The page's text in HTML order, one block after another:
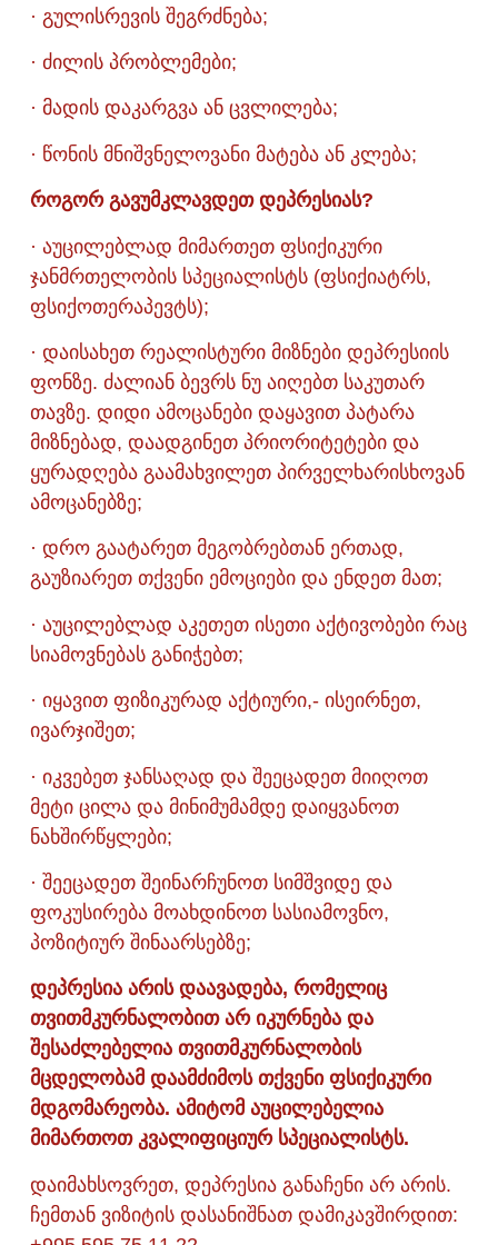
· გულისრევის შეგრძნება;
· ძილის პრობლემები;
· მადის დაკარგვა ან ცვლილება;
· წონის მნიშვნელოვანი მატება ან კლება;
როგორ გავუმკლავდეთ დეპრესიას?
· აუცილებლად მიმართეთ ფსიქიკური
ჯანმრთელობის სპეციალისტს (ფსიქიატრს,
ფსიქოთერაპევტს);
· დაისახეთ რეალისტური მიზნები დეპრესიის
ფონზე. ძალიან ბევრს ნუ აიღებთ საკუთარ
თავზე. დიდი ამოცანები დაყავით პატარა
მიზნებად, დაადგინეთ პრიორიტეტები და
ყურადღება გაამახვილეთ პირველხარისხოვან
ამოცანებზე;
· დრო გაატარეთ მეგობრებთან ერთად,
გაუზიარეთ თქვენი ემოციები და ენდეთ მათ;
· აუცილებლად აკეთეთ ისეთი აქტივობები რაც
სიამოვნებას განიჭებთ;
· იყავით ფიზიკურად აქტიური,- ისეირნეთ,
ივარჯიშეთ;
· იკვებეთ ჯანსაღად და შეეცადეთ მიიღოთ
მეტი ცილა და მინიმუმამდე დაიყვანოთ
ნახშირწყლები;
· შეეცადეთ შეინარჩუნოთ სიმშვიდე და
ფოკუსირება მოახდინოთ სასიამოვნო,
პოზიტიურ შინაარსებზე;
დეპრესია არის დაავადება, რომელიც
თვითმკურნალობით არ იკურნება და
შესაძლებელია თვითმკურნალობის
მცდელობამ დაამძიმოს თქვენი ფსიქიკური
მდგომარეობა. ამიტომ აუცილებელია
მიმართოთ კვალიფიციურ სპეციალისტს.
დაიმახსოვრეთ, დეპრესია განაჩენი არ არის.
ჩემთან ვიზიტის დასანიშნათ დამიკავშირდით: